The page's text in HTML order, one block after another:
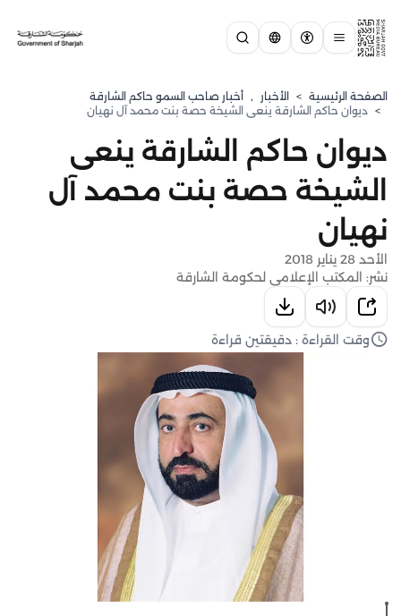
الصفحة الرئيسية > الأخبار , أخبار صاحب السمو حاكم الشارقة
> ديوان حاكم الشارقة ينعى الشيخة حصة بنت محمد آل نهيان
ديوان حاكم الشارقة ينعى
الشيخة حصة بنت محمد آل
نهيان
الأحد 28 يناير 2018
نشر: المكتب الإعلامي لحكومة الشارقة
وقت القراءة : دقيقتين قراءة